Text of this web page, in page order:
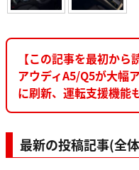
【この記事を最初から
アウディA5/Q5が大幅
に刷新、運転支援機能
最新の投稿記事(全